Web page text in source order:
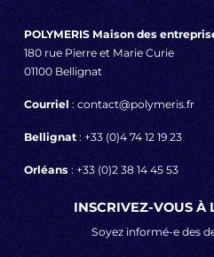
POLYMERIS Maison des
180 rue Pierre et Marie Curie
01100 Bellignat
Courriel: contact@polymeris.fr
Bellignat: +33 (0)4 74 12 19 23
Orléans: +33 (0)2 38 14 45 53
INSCRIVEZ-VOUS À
Soyez informé-e des